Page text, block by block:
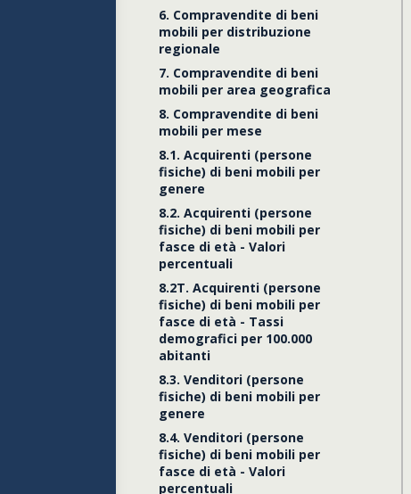
6. Compravendite di beni
mobili per distribuzione
regionale
7. Compravendite di beni
mobili per area geografica
8. Compravendite di beni
mobili per mese
8.1. Acquirenti (persone
fisiche) di beni mobili per
genere
8.2. Acquirenti (persone
fisiche) di beni mobili per
fasce di età - Valori
percentuali
8.2T. Acquirenti (persone
fisiche) di beni mobili per
fasce di età - Tassi
demografici per 100.000
abitanti
8.3. Venditori (persone
fisiche) di beni mobili per
genere
8.4. Venditori (persone
fisiche) di beni mobili per
fasce di età - Valori
percentuali